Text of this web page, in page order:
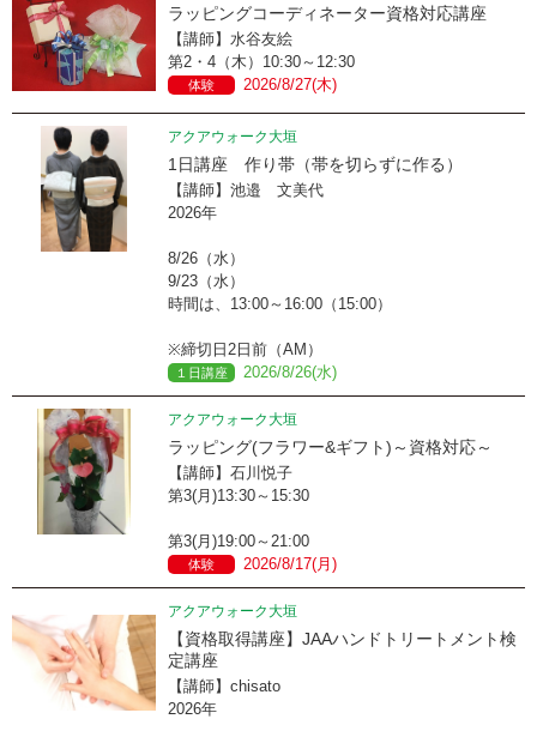
ラッピングコーディネーター資格対応講座
【講師】水谷友絵
第2・4（木）10:30～12:30
体験 2026/8/27(木)
アクアウォーク大垣
1日講座 作り帯（帯を切らずに作る）
【講師】池邉 文美代
2026年
8/26（水）
9/23（水）
時間は、13:00～16:00（15:00）
※締切日2日前（AM）
１日講座 2026/8/26(水)
アクアウォーク大垣
ラッピング(フラワー&ギフト)～資格対応～
【講師】石川悦子
第3(月)13:30～15:30
第3(月)19:00～21:00
体験 2026/8/17(月)
アクアウォーク大垣
【資格取得講座】JAAハンドトリートメント検
定講座
【講師】chisato
2026年